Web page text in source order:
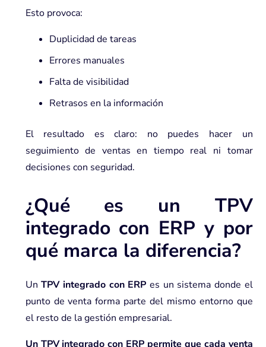
Esto provoca:
Duplicidad de tareas
Errores manuales
Falta de visibilidad
Retrasos en la información
El resultado es claro: no puedes hacer un
seguimiento de ventas en tiempo real ni tomar
decisiones con seguridad.
¿Qué es un TPV
integrado con ERP y por
qué marca la diferencia?
UnTPV integrado con ERP es un sistema donde el
punto de venta forma parte del mismo entorno que
el resto de la gestión empresarial.
Un TPV integrado con ERP permite que cada venta